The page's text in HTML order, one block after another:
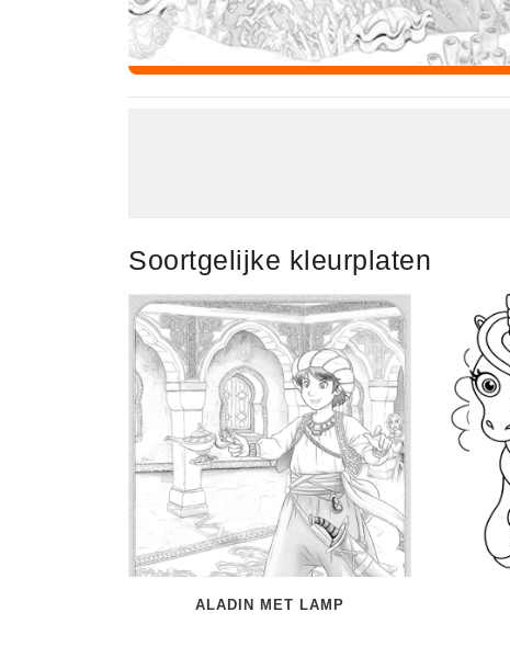
Soortgelijke kleurplaten
ALADIN MET LAMP